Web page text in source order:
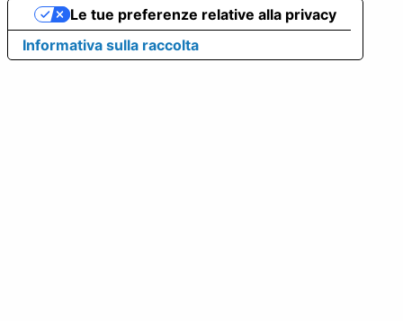
Informativa sulla raccolta
Le tue preferenze relative alla privacy